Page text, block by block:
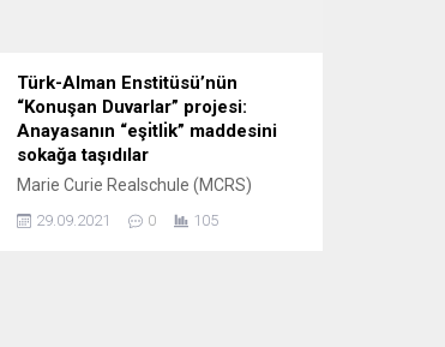
Türk-Alman Enstitüsü’nün
“Konuşan Duvarlar” projesi:
Anayasanın “eşı̇tlı̇k” maddesini
sokağa taşıdılar
Marie Curie Realschule (MCRS)
Enstitüsü’nün (DTI) daveti üzerine bir
29.09.2021 0 105